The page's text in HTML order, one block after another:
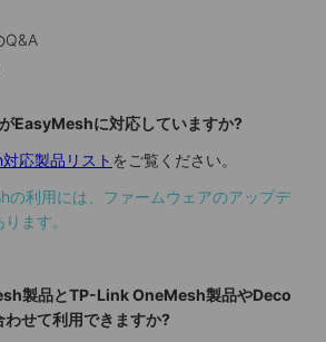
Q&A
EasyMeshに対応していますか?
応製品リスト をご覧ください。
の利用には、ファームウェアのアップデ
ます。
製品とTP-Link OneMesh製品やDeco
わせて利用できますか?